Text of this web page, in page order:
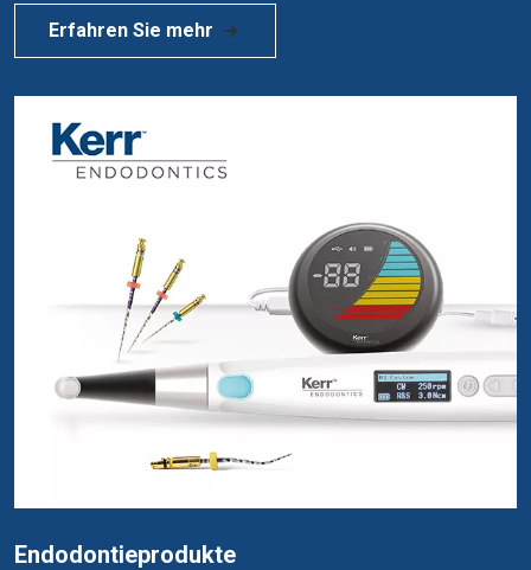
Erfahren Sie mehr
Endodontieprodukte